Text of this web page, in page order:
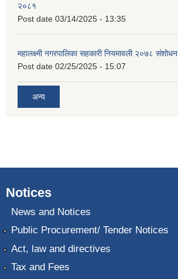
२०८१
Post date 03/14/2025 - 13:35
महालक्ष्मी नगरपालिका सहकारी नियमावली २०७८ संशोधन
Post date 02/25/2025 - 15:07
अन्य
Notices
News and Notices
Public Procurement/ Tender Notices
Act, law and directives
Tax and Fees